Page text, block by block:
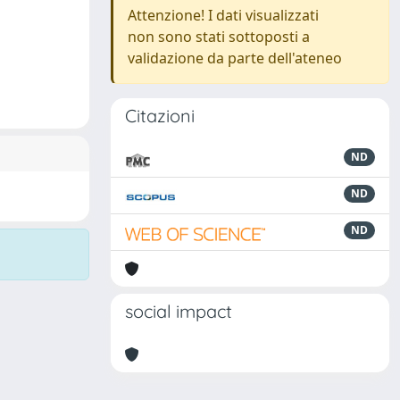
Attenzione! I dati visualizzati
non sono stati sottoposti a
validazione da parte dell'ateneo
Citazioni
ND
ND
ND
social impact